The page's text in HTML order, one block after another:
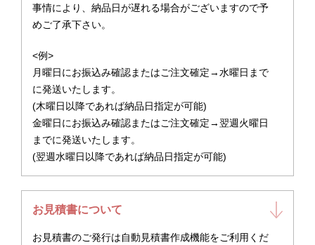
事情により、納品日が遅れる場合がございますので予
めご了承下さい。
<例>
月曜日にお振込み確認またはご注文確定→水曜日まで
に発送いたします。
(木曜日以降であれば納品日指定が可能)
金曜日にお振込み確認またはご注文確定→翌週火曜日
までに発送いたします。
(翌週水曜日以降であれば納品日指定が可能)
お見積書について
お見積書のご発行は自動見積書作成機能をご利用くだ